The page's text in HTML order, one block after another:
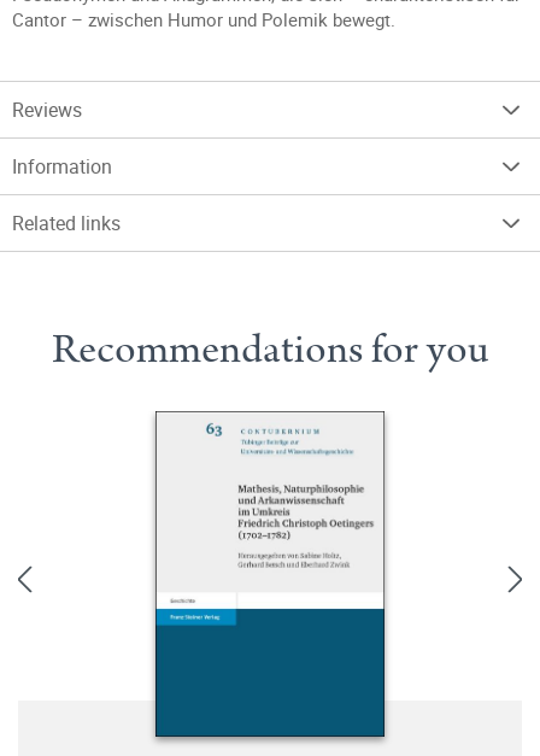
Cantor – zwischen Humor und Polemik bewegt.
Reviews
Information
Related links
Recommendations for you